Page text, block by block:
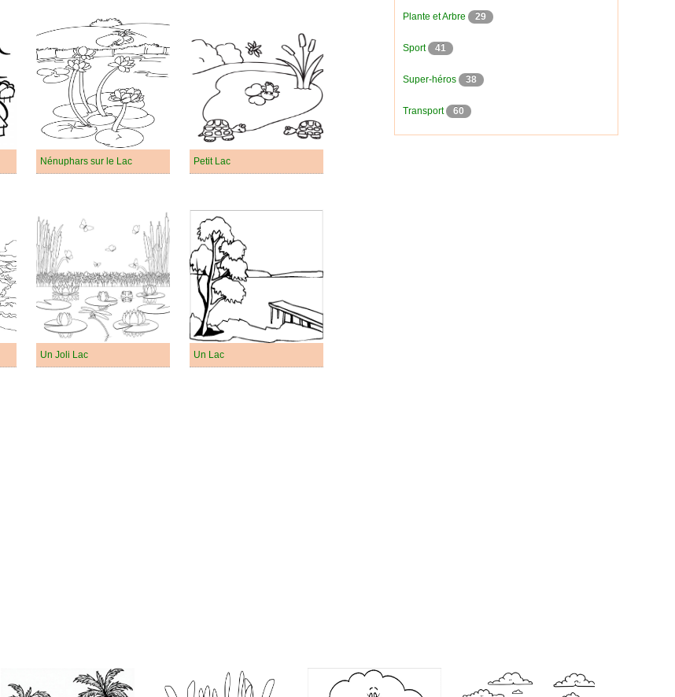
Nénuphars sur le Lac Petit Lac
Un Joli Lac Un Lac
Plante et Arbre 29
Sport 41
Super-héros 38
Transport 60